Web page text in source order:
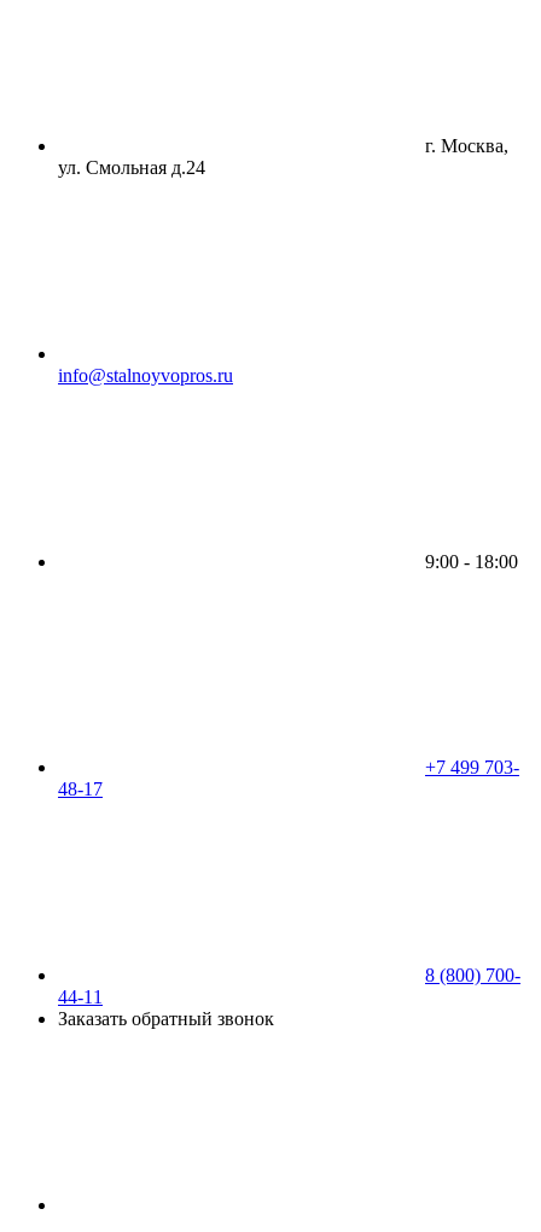
г. Москва,
ул. Смольная д.24
info@stalnoyvopros.ru
9:00 - 18:00
+7 499 703-
48-17
8 (800) 700-
44-11
Заказать обратный звонок